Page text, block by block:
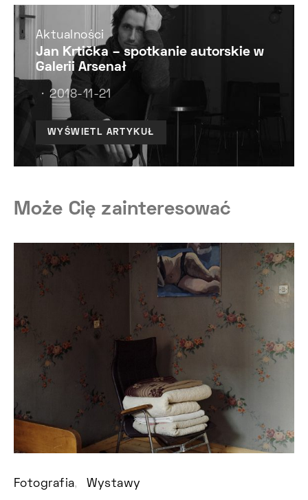
Aktualności
Jan Krtička – spotkanie autorskie w
Galerii Arsenał
2018-11-21
WYŚWIETL ARTYKUŁ
Może Cię zainteresować
Fotografia Wystawy